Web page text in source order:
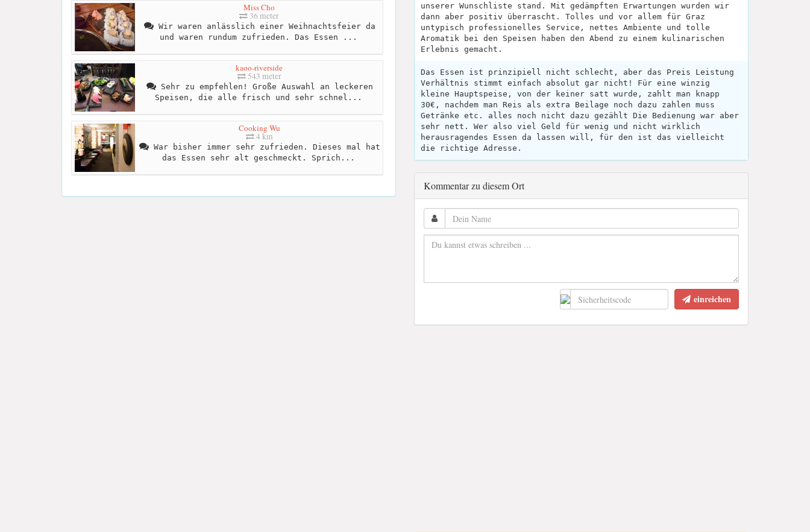
Miss Cho
36 meter
Wir waren anlässlich einer Weihnachtsfeier da
und waren rundum zufrieden. Das Essen ...
kaoo-riverside
543 meter
Sehr zu empfehlen! Große Auswahl an leckeren
Speisen, die alle frisch und sehr schnel...
Cooking Wu
4 km
War bisher immer sehr zufrieden. Dieses mal hat
das Essen sehr alt geschmeckt. Sprich...
unserer Wunschliste stand. Mit gedämpften Erwartungen wurden wir
dann aber positiv überrascht. Tolles und vor allem für Graz
untypisch professionelles Service, nettes Ambiente und tolle
Aromatik bei den Speisen haben den Abend zu einem kulinarischen
Erlebnis gemacht.
Das Essen ist prinzipiell nicht schlecht, aber das Preis Leistung
Verhältnis stimmt einfach absolut gar nicht! Für eine winzig
kleine Hauptspeise, von der keiner satt wurde, zahlt man knapp
30€, nachdem man Reis als extra Beilage noch dazu zahlen muss
Getränke etc. alles noch nicht dazu gezählt Die Bedienung war aber
sehr nett. Wer also viel Geld für wenig und nicht wirklich
herausragendes Essen da lassen will, für den ist das vielleicht
die richtige Adresse.
Kommentar zu diesem Ort
einreichen